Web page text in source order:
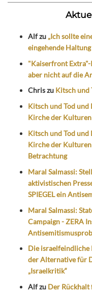
Alfzu „Ich sollte
eingehende Haltung
"Kaiserfront Extra"-
aber nicht auf die
Chriszu Kitsch und
Kitsch und Tod
Kirche der Kulturen
Kitsch und Tod
Kirche der Kulturen
Betrachtung
Maral Salmassi:
aktivistischen
SPIEGEL ein
Maral Salmassi:
Campaign - ZERA
Die israelfeindliche
der Alternative für
„Israelkritik“
Alfzu Der